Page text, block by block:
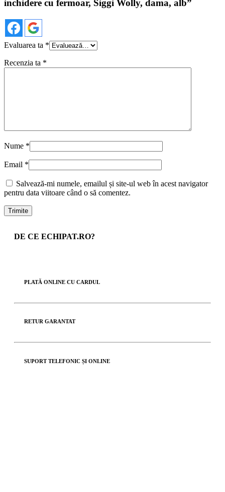
inchidere cu fermoar, Siggi Wolly, dama, alb”
Evaluarea ta *
Recenzia ta *
Nume *
Email *
Salvează-mi numele, emailul și site-ul web în acest navigator
pentru data viitoare când o să comentez.
DE CE ECHIPAT.RO?
PLATĂ ONLINE CU CARDUL
RETUR GARANTAT
SUPORT TELEFONIC ȘI ONLINE